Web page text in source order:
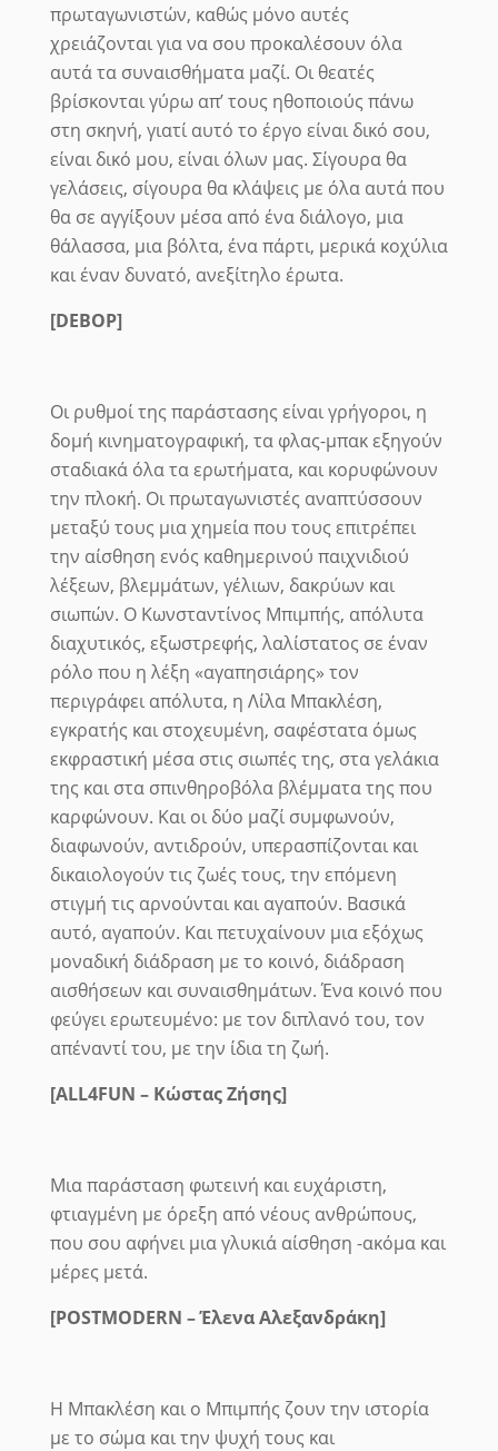
πρωταγωνιστών, καθώς μόνο αυτές
χρειάζονται για να σου προκαλέσουν όλα
αυτά τα συναισθήματα μαζί. Οι θεατές
βρίσκονται γύρω απ’ τους ηθοποιούς πάνω
στη σκηνή, γιατί αυτό το έργο είναι δικό σου,
είναι δικό μου, είναι όλων μας. Σίγουρα θα
γελάσεις, σίγουρα θα κλάψεις με όλα αυτά που
θα σε αγγίξουν μέσα από ένα διάλογο, μια
θάλασσα, μια βόλτα, ένα πάρτι, μερικά κοχύλια
και έναν δυνατό, ανεξίτηλο έρωτα.
[DEBOP]
Οι ρυθμοί της παράστασης είναι γρήγοροι, η
δομή κινηματογραφική, τα φλας-μπακ εξηγούν
σταδιακά όλα τα ερωτήματα, και κορυφώνουν
την πλοκή. Οι πρωταγωνιστές αναπτύσσουν
μεταξύ τους μια χημεία που τους επιτρέπει
την αίσθηση ενός καθημερινού παιχνιδιού
λέξεων, βλεμμάτων, γέλιων, δακρύων και
σιωπών. Ο Κωνσταντίνος Μπιμπής, απόλυτα
διαχυτικός, εξωστρεφής, λαλίστατος σε έναν
ρόλο που η λέξη «αγαπησιάρης» τον
περιγράφει απόλυτα, η Λίλα Μπακλέση,
εγκρατής και στοχευμένη, σαφέστατα όμως
εκφραστική μέσα στις σιωπές της, στα γελάκια
της και στα σπινθηροβόλα βλέμματα της που
καρφώνουν. Και οι δύο μαζί συμφωνούν,
διαφωνούν, αντιδρούν, υπερασπίζονται και
δικαιολογούν τις ζωές τους, την επόμενη
στιγμή τις αρνούνται και αγαπούν. Βασικά
αυτό, αγαπούν. Και πετυχαίνουν μια εξόχως
μοναδική διάδραση με το κοινό, διάδραση
αισθήσεων και συναισθημάτων. Ένα κοινό που
φεύγει ερωτευμένο: με τον διπλανό του, τον
απέναντί του, με την ίδια τη ζωή.
[ALL4FUN – Κώστας Ζήσης]
Μια παράσταση φωτεινή και ευχάριστη,
φτιαγμένη με όρεξη από νέους ανθρώπους,
που σου αφήνει μια γλυκιά αίσθηση -ακόμα και
μέρες μετά.
[POSTMODERN – Έλενα Αλεξανδράκη]
Η Μπακλέση και ο Μπιμπής ζουν την ιστορία
με το σώμα και την ψυχή τους και